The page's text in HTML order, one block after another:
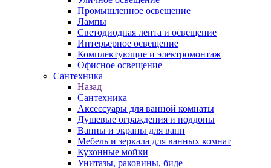
Промышленное освещение
Лампы
Светодиодная лента и освещение
Интерьерное освещение
Комплектующие и электромонтаж
Офисное освещение
Сантехника
Назад
Сантехника
Аксессуары для ванной комнаты
Душевые ограждения и поддоны
Ванны и экраны для ванн
Мебель и зеркала для ванных комнат
Кухонные мойки
Унитазы, раковины, биде